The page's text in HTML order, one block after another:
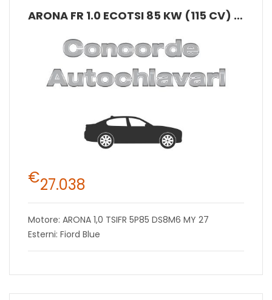
ARONA FR 1.0 ECOTSI 85 KW (115 CV) BENZINA MANUALE 6 MARCE 2WD
€27.038
Motore: ARONA 1,0 TSIFR 5P85 DS8M6 MY 27
Esterni: Fiord Blue